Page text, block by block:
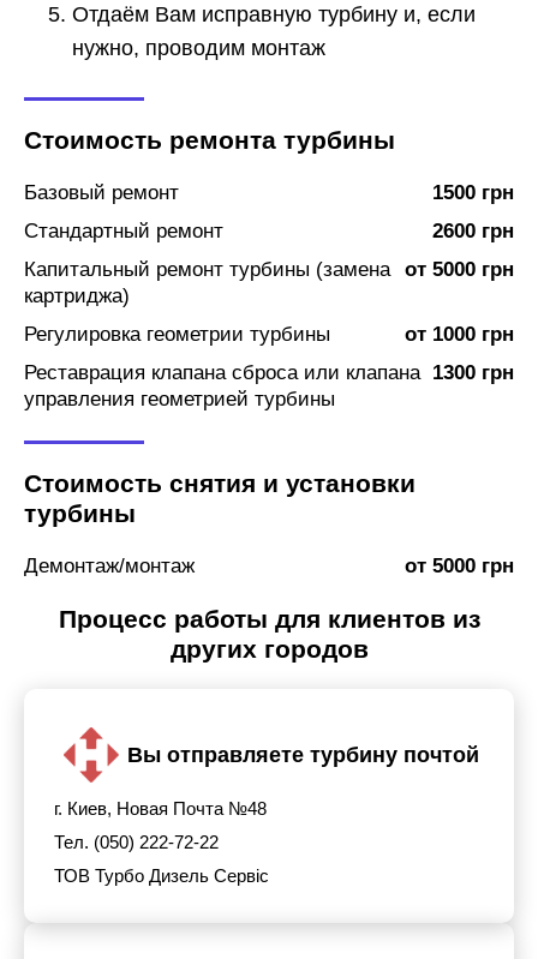
Отдаём Вам исправную турбину и, если
нужно, проводим монтаж
Стоимость ремонта турбины
Базовый ремонт
1500 грн
Стандартный ремонт
2600 грн
Капитальный ремонт турбины (замена
картриджа)
от 5000 грн
Регулировка геометрии турбины
от 1000 грн
Реставрация клапана сброса или клапана
управления геометрией турбины
1300 грн
Стоимость снятия и установки
турбины
Демонтаж/монтаж от 5000 грн
Процесс работы для клиентов из
других городов
Вы отправляете турбину почтой
г. Киев, Новая Почта №48
Тел. (050) 222-72-22
ТОВ Турбо Дизель Сервіс